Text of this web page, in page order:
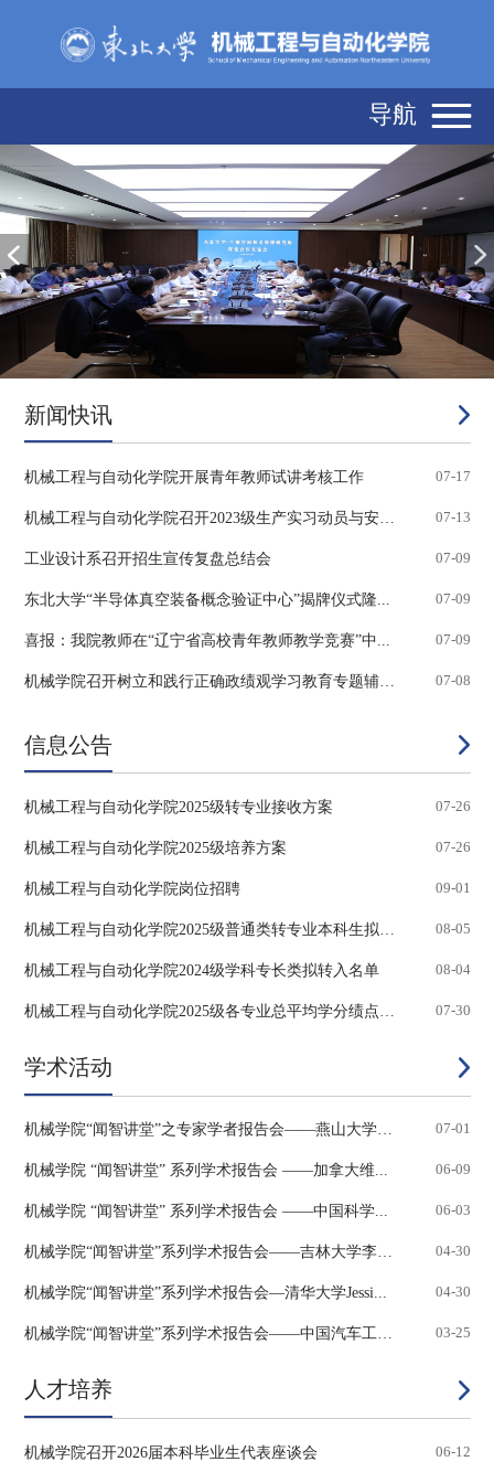
导航
新闻快讯
机械工程与自动化学院开展青年教师试讲考核工作 07-17
机械工程与自动化学院召开2023级生产实习动员与安全... 07-13
工业设计系召开招生宣传复盘总结会 07-09
东北大学“半导体真空装备概念验证中心”揭牌仪式隆... 07-09
喜报：我院教师在“辽宁省高校青年教师教学竞赛”中... 07-09
机械学院召开树立和践行正确政绩观学习教育专题辅导... 07-08
信息公告
机械工程与自动化学院2025级转专业接收方案 07-26
机械工程与自动化学院2025级培养方案 07-26
机械工程与自动化学院岗位招聘 09-01
08-05
机械工程与自动化学院2024级学科专长类拟转入名单 08-04
07-30
学术活动
机械学院“闻智讲堂”之专家学者报告会——燕山大学副... 07-01
机械学院 “闻智讲堂” 系列学术报告会 ——加拿大维... 06-09
机械学院 “闻智讲堂” 系列学术报告会 ——中国科学... 06-03
机械学院“闻智讲堂”系列学术报告会——吉林大学李明... 04-30
机械学院“闻智讲堂”系列学术报告会—清华大学Jessi... 04-30
03-25
人才培养
机械学院召开2026届本科毕业生代表座谈会 06-12